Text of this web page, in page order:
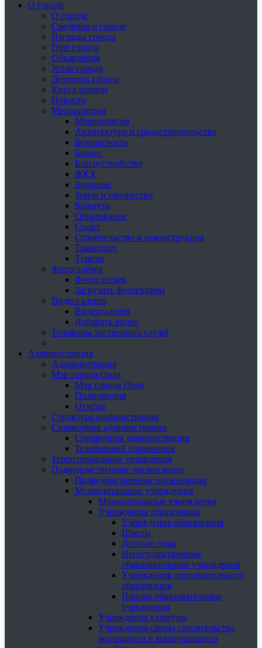
О городе
О городе
Сведения о городе
Награды города
Герб города
Объявления
Устав города
Летопись города
Книга памяти
Новости
Мероприятия
Мероприятия
Архитектура и градостроительство
Безопасность
Бизнес
Благоустройство
ЖКХ
Здоровье
Земля и имущество
Культура
Образование
Спорт
Строительство и реконструкция
Транспорт
Туризм
Фотогалерея
Фотогалерея
Загрузить фотографии
Видеогалерея
Видеогалерея
Добавить видео
Телефоны экстренных служб
Администрация
Администрация
Мэр города Орла
Мэр города Орла
Полномочия
Отчеты
Структура администрации
Справочник администрации
Справочник администрации
Телефонный справочник
Территориальные управления
Подведомственные организации
Подведомственные организации
Муниципальные учреждения
Муниципальные учреждения
Учреждения образования
Учреждения образования
Школы
Детские сады
Негосударственные
образовательные учреждения
Учреждения дополнительного
образования
Прочие образовательные
учреждения
Учреждения культуры
Учреждения сферы строительства,
жилищного и коммунального